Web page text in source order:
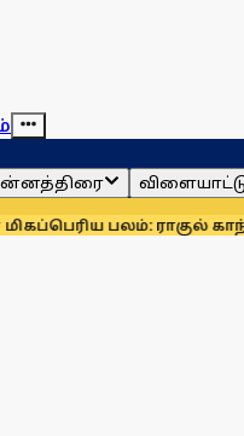
ராகுல் காந்தி